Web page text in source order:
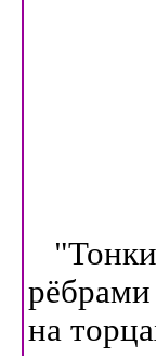
на